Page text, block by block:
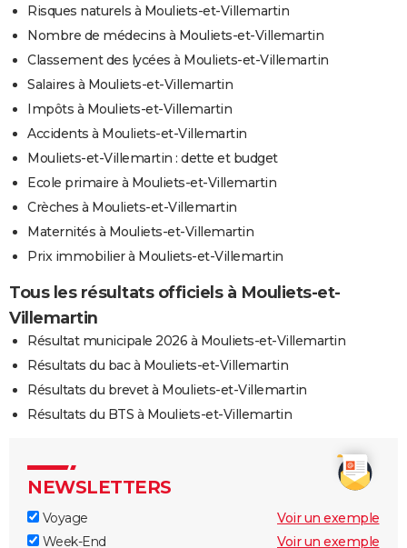
Risques naturels à Mouliets-et-Villemartin
Nombre de médecins à Mouliets-et-Villemartin
Classement des lycées à Mouliets-et-Villemartin
Salaires à Mouliets-et-Villemartin
Impôts à Mouliets-et-Villemartin
Accidents à Mouliets-et-Villemartin
Mouliets-et-Villemartin : dette et budget
Ecole primaire à Mouliets-et-Villemartin
Crèches à Mouliets-et-Villemartin
Maternités à Mouliets-et-Villemartin
Prix immobilier à Mouliets-et-Villemartin
Tous les résultats officiels à Mouliets-et-
Villemartin
Résultat municipale 2026 à Mouliets-et-Villemartin
Résultats du bac à Mouliets-et-Villemartin
Résultats du brevet à Mouliets-et-Villemartin
Résultats du BTS à Mouliets-et-Villemartin
NEWSLETTERS
Voyage
Voir un exemple
Week-End
Voir un exemple